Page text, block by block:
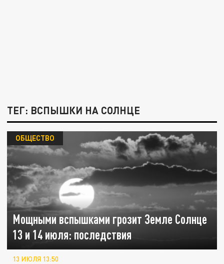
ТЕГ: ВСПЫШКИ НА СОЛНЦЕ
Мощными вспышками грозит Земле Солнце
13 и 14 июля: последствия
ОБЩЕСТВО
13 ИЮЛЯ 13:50